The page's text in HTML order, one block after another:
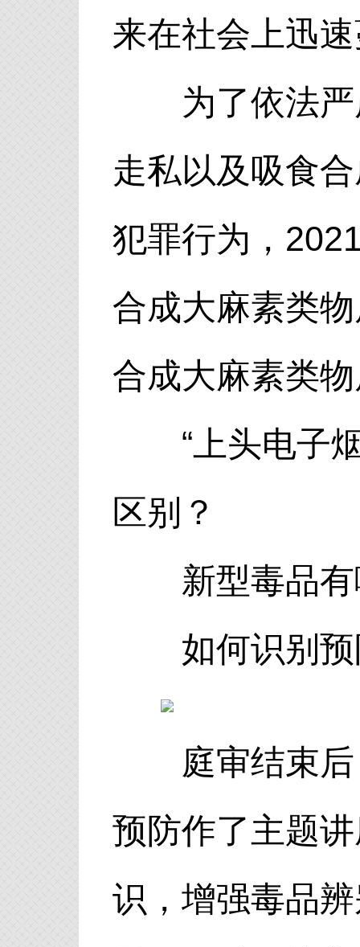
来在社会上迅
为了依法严
走私以及吸食
犯罪行为，
合成大麻素类
合成大麻素类
“上头电子烟
区别？
新型毒品有
如何识别预
庭审结束后
预防作了主题
识，增强毒品